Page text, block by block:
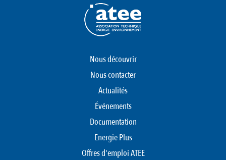
Nous découvrir
Nous contacter
Actualités
Événements
Documentation
Energie Plus
Offres d'emploi ATEE